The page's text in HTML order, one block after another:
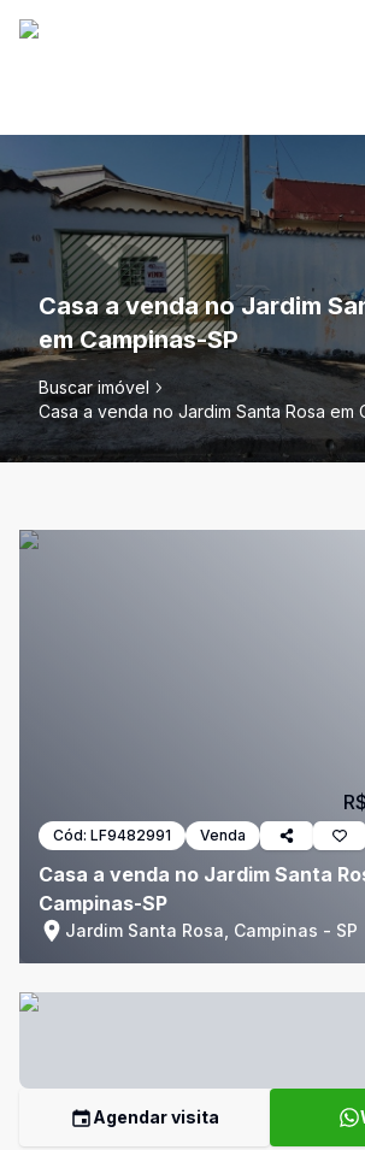
Casa a venda no Jardim
em Campinas-SP
Buscar imóvel
Casa a venda no Jardim Santa Rosa em
Cód: LF9482991 Venda
Casa a venda no Jardim Santa
Campinas-SP
Jardim Santa Rosa, Campinas - SP
Agendar visita